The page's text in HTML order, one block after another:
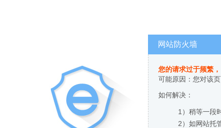
网站防火墙
您的请求过于频繁
可能原因：您对该
如何解决：
1）稍等一段
2）如网站托